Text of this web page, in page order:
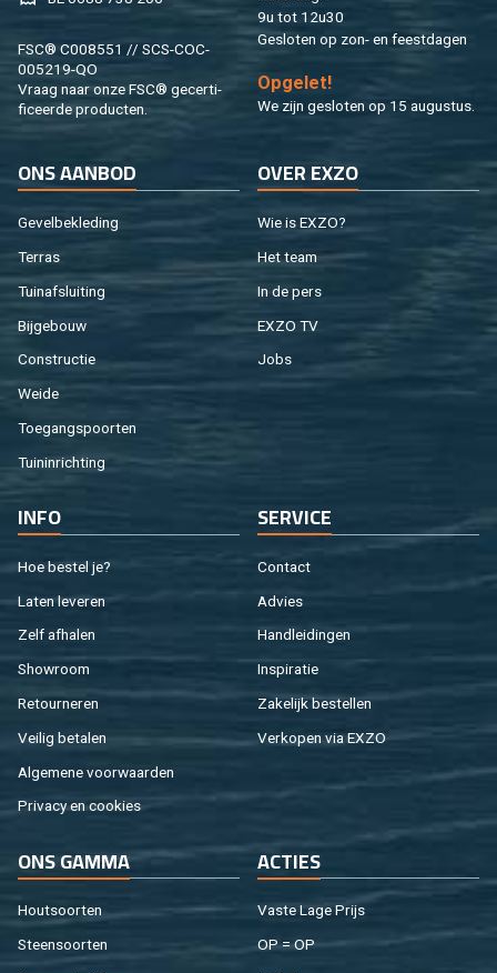
FSC® C008551 // SCS-COC-
005219-QO
Vraag naar onze FSC® ge­cer­ti­
fi­ceer­de pro­duc­ten.
9u tot 12u30
Ge­slo­ten op zon- en feest­da­gen
Op­ge­let!
We zijn ge­slo­ten op 15 au­gus­tus.
ONS AAN­BOD
Ge­vel­be­kle­ding
Ter­ras
Tuin­af­slui­ting
Bij­ge­bouw
Con­struc­tie
Weide
Toe­gangs­poor­ten
Tuin­in­rich­ting
OVER EXZO
Wie is EXZO?
Het team
In de pers
EXZO TV
Jobs
INFO
Hoe be­stel je?
Laten le­ve­ren
Zelf af­ha­len
Show­room
Re­tour­ne­ren
Vei­lig be­ta­len
Al­ge­me­ne voor­waar­den
Pri­va­cy en coo­kies
SER­VI­CE
Con­tact
Ad­vies
Hand­lei­din­gen
In­spi­ra­tie
Za­ke­lijk be­stel­len
Ver­ko­pen via EXZO
ONS GAMMA
Hout­soor­ten
Steen­soor­ten
AC­TIES
Vaste Lage Prijs
OP = OP